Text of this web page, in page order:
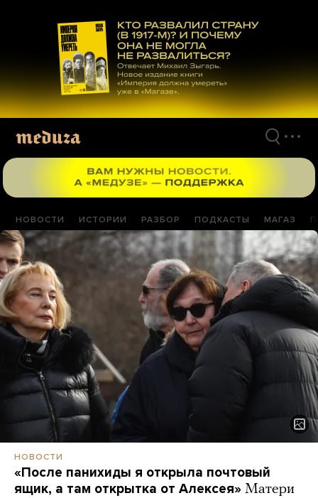
материалам
НОВОСТИ ИСТОРИИ РАЗБОР ПОДКАСТЫ МАГАЗ
НОВОСТИ
«После панихиды я открыла почтовый
ящик, а там открытка от Алексея» Матери